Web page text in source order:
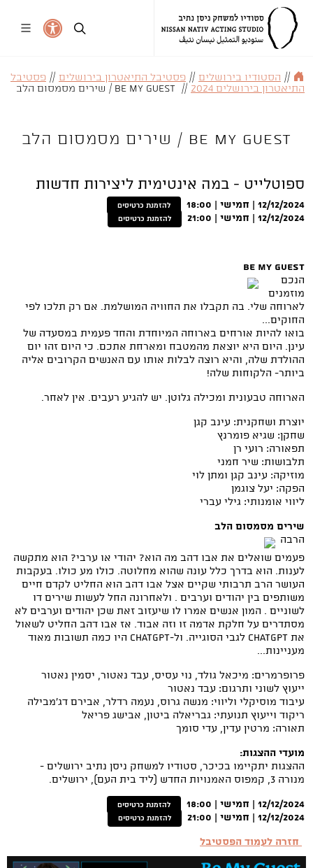
// הסטודיו בירושלים // פסטיבל התיאטרון בירושלים // פסטיבל
התיאטרון בירושלים 2024
// Be My Guest / שירים מסמסום הלב
BE MY GUEST / שירים מסמסום הלב
ספוטלייט - במה אינטימית ליצירות חדשות
12/12/2024 | חמישי | 18:00 להזמנת כרטיסים
12/12/2024 | חמישי | 21:00 להזמנת כרטיסים
Be My Guest
הנכם
מוזמנים
לארוחה שלי. בה תקבלו את החוויה המושלמת. אם רק תלכו לפי
החוקים...
בואו להיות אורחים בארוחה המיוחדת והחד פעמית במסעדה של
עינן. היום היא יוצאת מהמטבח ומארחת אתכם. כי היום זהו יום
ההולדת שלה, והיא רוצה לבלות אותו עם האנשים הקרובים אליה
ביותר- הלקוחות שלה!
הארוחה טבעונית ומכילה גלוטן. יש להגיע רעבים. אין לאחר.
יוצרת ושחקנית: עינב קגן
שחקן: שגיא פומרנץ
תפאורה: רועי רן
תלבושות: שיר חמני
מוזיקה: עינב קגן ומתן לוי
הפקה: יעל צוגמן
ליווי אומנותי: גילי עברי
שירים מסמסום הלב
הרבה
פעמים שואלים את אבו דהב מה הוא? יהודי או ערבי? הוא מתקשה
לענות. הוא בדרך כלל עונה שהוא מחלוטה. כולו מע כולו. בעקבות
העושר הרב תרבותי שקיים אצל אבו דהב הוא החליט לקדם חיים
משותפים בין יהודים וערבים . ולאחרונה החל לעשות שירים דו
לשוניים . המון אנשים אמרו לו שיעזוב זאת שכן יהודים וערבים לא
מסתדרים על חלקת אדמה זו וזה אבוד. אז אבו דהב החליט לשאול
את ChatGpt לגבי הסוגייה. ול-ChatGpt היו כמה תשובות מאוד
מעניינות...
פרופרמרים: מיכאל גולד, נוי עסיס, עבד נאטור, יסמין נאטור
ייעוץ לשוני ותרגום: עבד נאטור
עיבוד מוסיקלי וליווי: מנשה גרוס, נעמה רדלר, אבירם דג'מבילה
ריקוד וייעוץ תנועתי: גבריאלה ביטון, אבישג פריאל
תאורה: מרטין עדין, עדי סומך
מועדי ההצגות:
ההצגות יתקיימו בכיכר, סטודיו למשחק ניסן נתיב ירושלים -
מנורה 3, קמפוס האמנויות החדש (ליד בית העם), ירושלים.
12/12/2024 | חמישי | 18:00
להזמנת כרטיסים
12/12/2024 | חמישי | 21:00 להזמנת כרטיסים
חזרה לעמוד הפסטיבל